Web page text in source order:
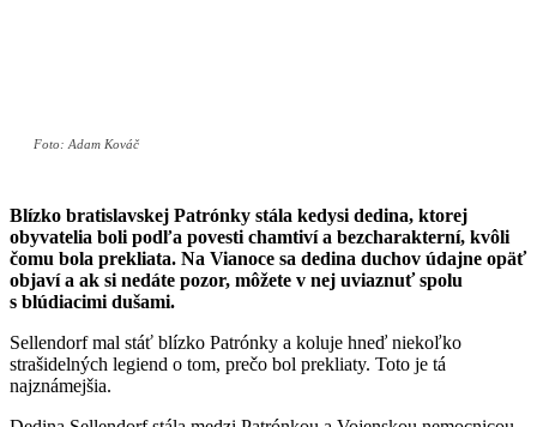
Foto: Adam Kováč
Blízko bratislavskej Patrónky stála kedysi dedina, ktorej
obyvatelia boli podľa povesti chamtiví a bezcharakterní, kvôli
čomu bola prekliata. Na Vianoce sa dedina duchov údajne opäť
objaví a ak si nedáte pozor, môžete v nej uviaznuť spolu
s blúdiacimi dušami.
Sellendorf mal stáť blízko Patrónky a koluje hneď niekoľko
strašidelných legiend o tom, prečo bol prekliaty. Toto je tá
najznámejšia.